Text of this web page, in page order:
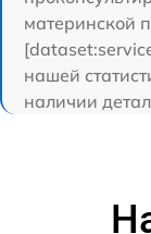
материнской
нашей
наличии